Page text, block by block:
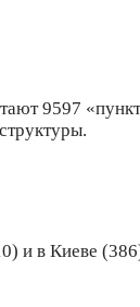
9597
и в Киеве